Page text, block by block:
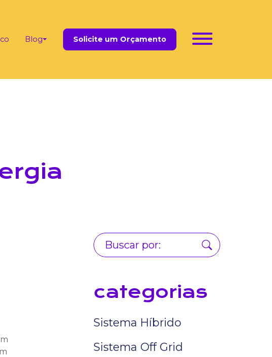
Blog Solicite um Orçamento
categorias
Sistema Híbrido
Sistema Off Grid